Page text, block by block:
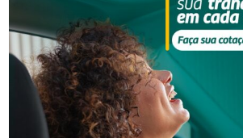
causado um incêndio na residência da
2020, o que teria feito com que as duas
responsabilizassem pela prisão.
O crime também foi cometido por meio
dificultou a defesa da vítima, tendo em
superioridade numérica dos autores,